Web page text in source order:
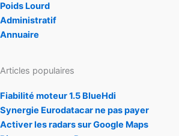
Poids Lourd
Administratif
Annuaire
Articles populaires
Fiabilité moteur 1.5 BlueHdi
Synergie Eurodatacar ne pas payer
Activer les radars sur Google Maps